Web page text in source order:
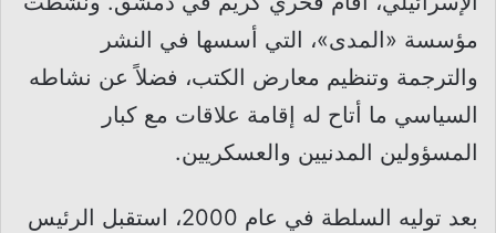
مؤسسة «المدى»، التي أسسها في النشر
والترجمة وتنظيم معارض الكتب، فضلاً عن نشاطه
السياسي ما أتاح له إقامة علاقات مع كبار
المسؤولين المدنيين والعسكريين.
بعد توليه السلطة في عام 2000، استقبل الرئيس